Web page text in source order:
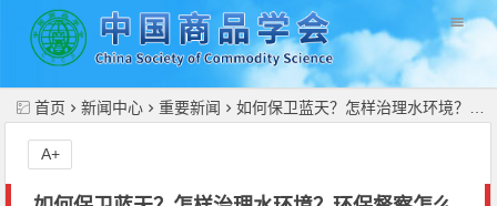
首页 新闻中心 重要新闻 如何保卫蓝天？怎样治理水环境？环保督察怎么推进？ ——李干杰部长回应污染防治攻坚战热点问题
A+